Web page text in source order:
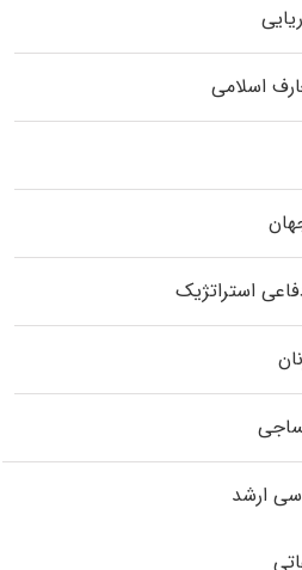
اسلامی
استراتژیک
ارشد